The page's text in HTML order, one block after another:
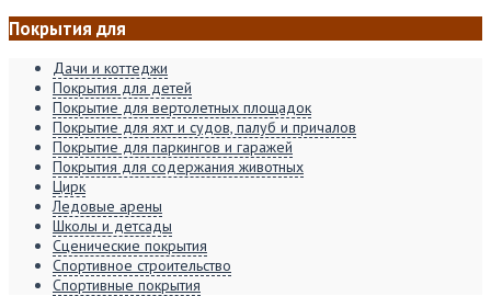
Покрытия для
Дачи и коттеджи
Покрытия для детей
Покрытие для вертолетных площадок
Покрытие для яхт и судов, палуб и причалов
Покрытие для паркингов и гаражей
Покрытия для содержания животных
Цирк
Ледовые арены
Школы и детсады
Сценические покрытия
Спортивное строительство
Спортивные покрытия